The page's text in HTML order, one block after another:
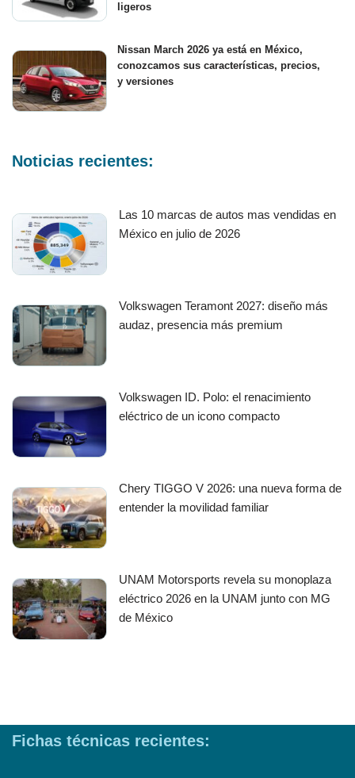
ligeros
Nissan March 2026 ya está en México,
conozcamos sus características, precios,
y versiones
Noticias recientes:
Las 10 marcas de autos mas vendidas en
México en julio de 2026
Volkswagen Teramont 2027: diseño más
audaz, presencia más premium
Volkswagen ID. Polo: el renacimiento
eléctrico de un icono compacto
Chery TIGGO V 2026: una nueva forma de
entender la movilidad familiar
UNAM Motorsports revela su monoplaza
eléctrico 2026 en la UNAM junto con MG
de México
Fichas técnicas recientes: